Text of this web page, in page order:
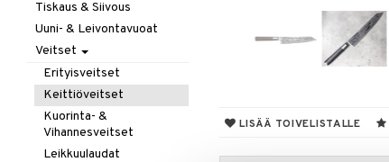
LISÄÄ TOIVELISTALLE
Termoskannut
Termosmukit
Tiskaus & Siivous
Uuni- & Leivontavuoat
Veitset
Erityisveitset
Keittiöveitset
Kuorinta- &
Vihannesveitset
Leikkuulaudat